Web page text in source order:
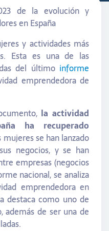
de la evolución y
en España
y actividades más
Esta es una de las
del último informe
emprendedora de
la actividad
ha recuperado
mujeres se han lanzado
negocios, y se han
empresas (negocios
nacional, se analiza
emprendedora en
destaca como uno de
además de ser una de